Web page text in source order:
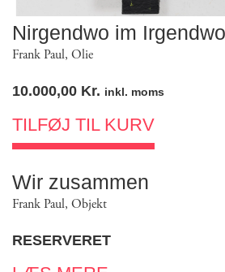
Nirgendwo im Irgendwo
Frank Paul, Olie
10.000,00 Kr. inkl. moms
TILFØJ TIL KURV
Wir zusammen
Frank Paul, Objekt
RESERVERET